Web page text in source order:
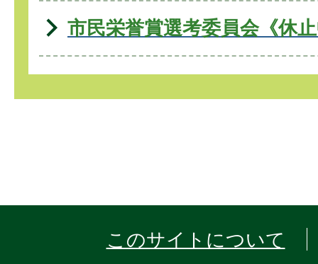
市民栄誉賞選考委員会《休
このサイトについて